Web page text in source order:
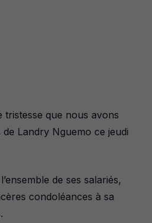
tristesse que nous avons
Landry Nguemo ce jeudi
de ses salariés,
condoléances à sa